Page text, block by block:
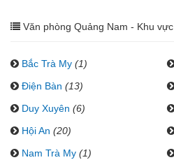
Văn phòng Quảng Nam - Khu vực
Bắc Trà My (1)
Điện Bàn (13)
Duy Xuyên (6)
Hội An (20)
Nam Trà My (1)